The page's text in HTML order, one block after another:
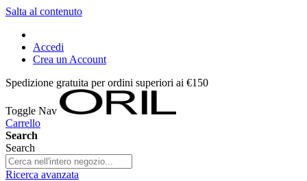
Salta al contenuto
Accedi
Crea un Account
Spedizione gratuita per ordini superiori ai €150
Toggle Nav
Carrello
Search
Search
Ricerca avanzata